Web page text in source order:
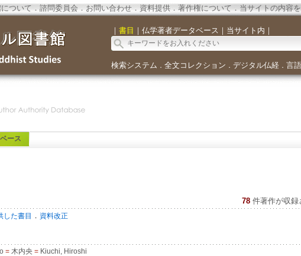
ついて．諮問委員会． お問い合わせ． 資料提供．著作権について．当サイトの内容
｜ 書目 ｜ 仏学著者データベース ｜ 当サイト内 ｜
検索システム ． 全文コレクション ． デジタル仏経． 言
ース
78 件著作が収録
した書目 ． 資料改正
=木内央 =Kiuchi, Hiroshi